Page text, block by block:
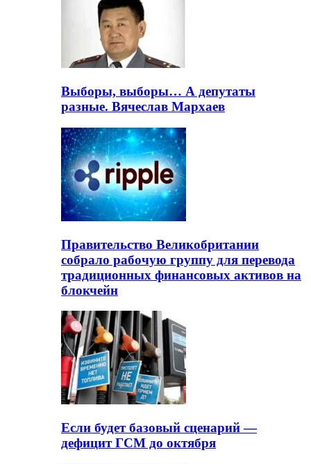
Выборы, выборы… А депутаты
разные. Вячеслав Мархаев
Правительство Великобритании
собрало рабочую группу для перевода
традиционных финансовых активов на
блокчейн
Если будет базовый сценарий —
дефицит ГСМ до октября